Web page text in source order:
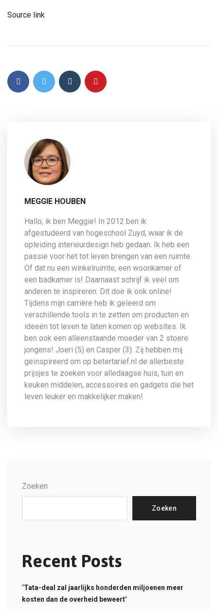
Source link
MEGGIE HOUBEN
Hallo, ik ben Meggie! In 2012 ben ik
afgestudeerd van hogeschool Zuyd, waar ik de
opleiding interieurdesign heb gedaan. Ik heb een
passie voor het tot leven brengen van een ruimte.
Of dat nu een winkelruimte, een woonkamer of
een badkamer is! Daarnaast schrijf ik veel om
anderen te inspireren. Dit doe ik ook online!
Tijdens mijn carrière heb ik geleerd om
verschillende tools in te zetten om producten en
ideeën tot leven te laten komen op websites. Ik
ben ook een alleenstaande moeder van 2 stoere
jongens! Joeri (5) en Casper (3). Zij hebben mij
geïnspireerd om op betertarief.nl de allerbeste
prijsjes te zoeken voor alledaagse huis, tuin en
keuken middelen, accessoires en gadgets die het
leven leuker en makkelijker maken!
Zoeken
Zoeken
Recent Posts
‘Tata-deal zal jaarlijks honderden miljoenen meer
kosten dan de overheid beweert’